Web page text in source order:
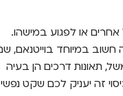
או לפגוע במישהו.
חשוב במיוחד בוייטנאם,
תאונות דרכים הן בעיה
זה יעניק לכם שקט נפשי